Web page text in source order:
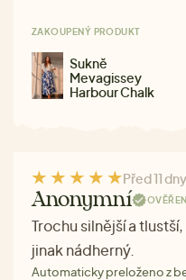
ZAKOUPENÝ PRODUKT
Sukně
Mevagissey
Harbour Chalk
Před 11 dny
Anonymní
Trochu silnější a
jinak nádherný.
Automaticky preloženo z